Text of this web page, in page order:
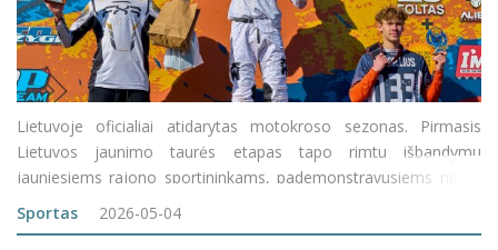
Lietuvoje oficialiai atidarytas motokroso sezonas. Pirmasis
Lietuvos jaunimo taurės etapas tapo rimtu išbandymu
jauniesiems rajono sportininkams, pademonstravusiems ne tik
greitį, bet ir geležinę valią. Viena emocingiausių dienų susiklostė
Hubertui Zolubai, startavusiam „50 cc Ju
Sportas 2026-05-04